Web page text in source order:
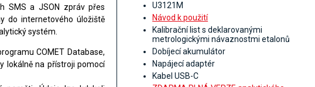
SMS a JSON zpráv přes
do internetového úložiště
systém
COMET Database,
lokálně na přístroji pomocí
U3121M
Návod k použití
Kalibrační list s deklarovanými
metrologickými návaznostmi etalonů
Dobíjecí akumulátor
Napájecí adaptér
Kabel USB-C